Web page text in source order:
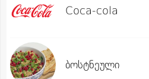
Coca-cola
ბოსტნეული